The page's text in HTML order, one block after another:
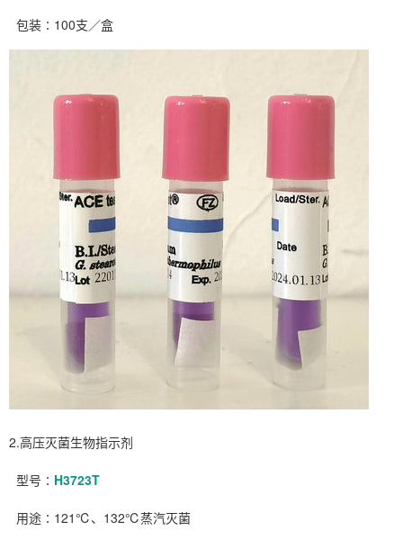
包装∶100支／盒
2.高压灭菌生物指示剂
型号∶ H3723T
用途∶121℃、132℃蒸汽灭菌